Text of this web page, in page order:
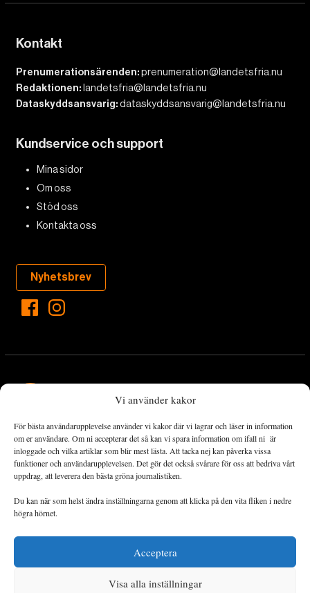
Vi använder kakor
För bästa användarupplevelse använder vi kakor där vi lagrar och läser in information
om er användare. Om ni accepterar det så kan vi spara information om ifall ni är
inloggade och vilka artiklar som blir mest lästa. Att tacka nej kan påverka vissa
funktioner och användarupplevelsen. Det gör det också svårare för oss att bedriva vårt
uppdrag, att leverera den bästa gröna journalistiken.
Du kan när som helst ändra inställningarna genom att klicka på den vita fliken i nedre
högra hörnet.
Acceptera
Visa alla inställningar
Kontakt
Prenumerationsärenden:prenumeration@landetsfria.nu
Redaktionen: landetsfria@landetsfria.nu
Dataskyddsansvarig:dataskyddsansvarig@landetsfria.nu
Kundservice och support
Mina sidor
Om oss
Stöd oss
Kontakta oss
Nyhetsbrev
Landets Fria Tidning är en nyhetstidning med bred bevakning av
det viktigaste som händer lokalt och globalt och med fokus på
omställningsrörelsen. En omställning till ett hållbart samhälle går
både via starka och lika rättigheter för alla människor, minskade
ekonomiska och sociala klyftor, samt utrymme för allt levande att
utvecklas och frodas.